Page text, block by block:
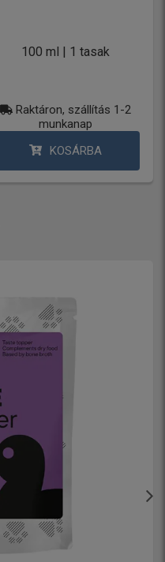
100 ml | 1 tasak
Raktáron, szállítás 1-2
munkanap
KOSÁRBA